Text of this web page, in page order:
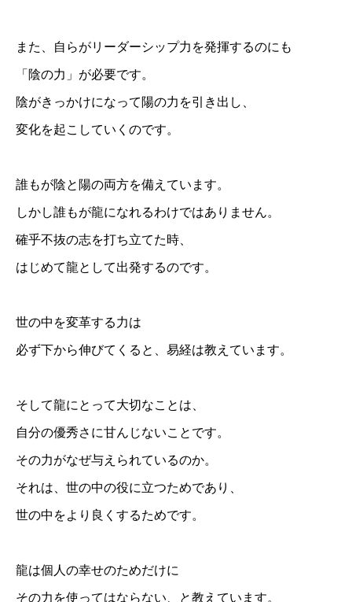
また、自らがリーダーシップ力を発揮するのにも
「陰の力」が必要です。
陰がきっかけになって陽の力を引き出し、
変化を起こしていくのです。
誰もが陰と陽の両方を備えています。
しかし誰もが龍になれるわけではありません。
確乎不抜の志を打ち立てた時、
はじめて龍として出発するのです。
世の中を変革する力は
必ず下から伸びてくると、易経は教えています。
そして龍にとって大切なことは、
自分の優秀さに甘んじないことです。
その力がなぜ与えられているのか。
それは、世の中の役に立つためであり、
世の中をより良くするためです。
龍は個人の幸せのためだけに
その力を使ってはならない、と教えています。